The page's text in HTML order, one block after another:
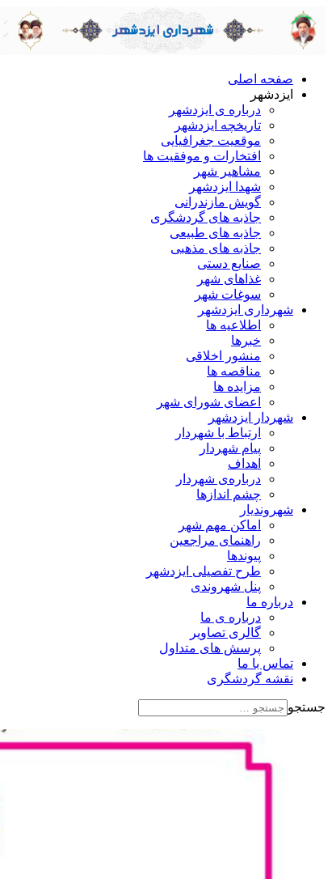
صفحه اصلی
ایزدشهر
درباره ی ایزدشهر
تاریخچه ایزدشهر
موقعیت جغرافیایی
افتخارات و موفقیت ها
مشاهیر شهر
شهدا ایزدشهر
گویش مازندرانی
جاذبه های گردشگری
جاذبه های طبیعی
جاذبه های مذهبی
صنایع دستی
غذاهای شهر
سوغات شهر
شهرداری ایزدشهر
اطلاعیه ها
خبرها
منشور اخلاقی
مناقصه ها
مزایده ها
اعضای شورای شهر
شهردار ایزدشهر
ارتباط با شهردار
پیام شهردار
اهداف
درباره‌ی شهردار
چشم اندازها
شهروندیار
اماکن مهم شهر
راهنمای مراجعین
پیوند‌ها
طرح تفصیلی ایزدشهر
پنل شهروندی
درباره ما
درباره ی ما
گالری تصاویر
پرسش های متداول
تماس با ما
نقشه گردشگری
جستجو